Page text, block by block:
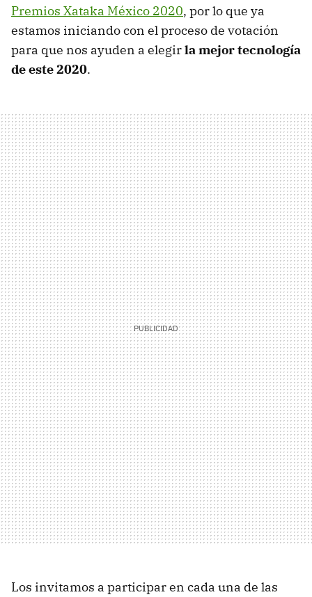
Premios Xataka México 2020, por lo que ya
estamos iniciando con el proceso de votación
para que nos ayuden a elegirla mejor tecnología
de este 2020.
Los invitamos a participar en cada una de las